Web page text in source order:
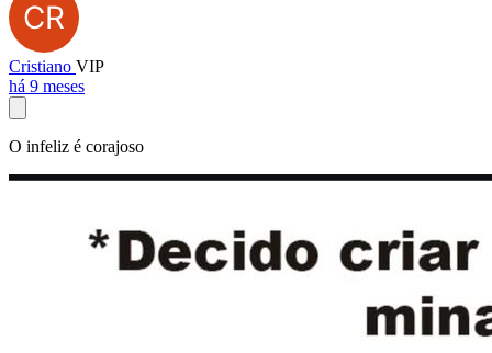
Cristiano VIP
há 9 meses
O infeliz é corajoso